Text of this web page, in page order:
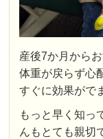
産後7か月から
体重が戻らず心
すぐに効果がで
もっと早く知っ
んもとても親切